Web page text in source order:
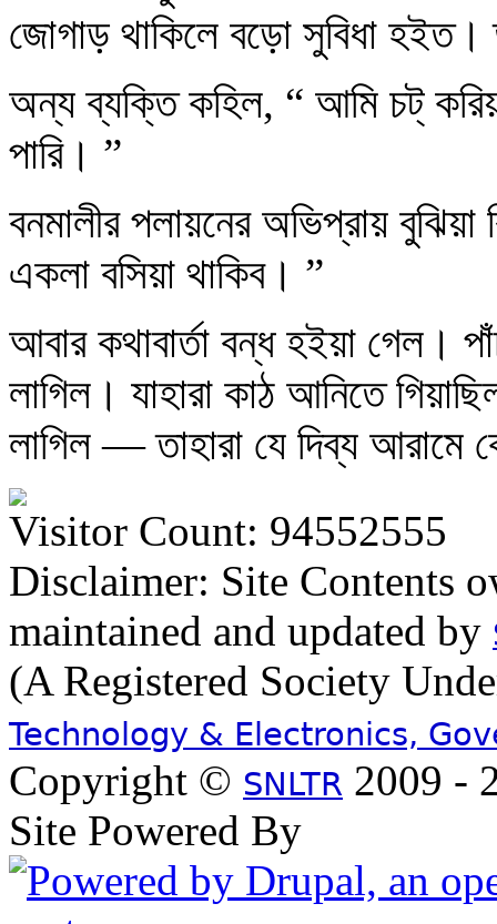
জোগাড় থাকিলে বড়ো সুবিধা
অন্য ব্যক্তি কহিল, “ আমি চট্‌
পারি। ”
বনমালীর পলায়নের অভিপ্রায়
একলা বসিয়া থাকিব। ”
আবার কথাবার্তা বন্ধ হইয়া গেল।
লাগিল। যাহারা কাঠ আনিতে
লাগিল — তাহারা যে দিব্য আরামে
Visitor Count: 94552555
Disclaimer: Site Contents
maintained and updated by
(A Registered Society
Technology & Electronics,
Copyright © SNLTR 2009 -
Site Powered By